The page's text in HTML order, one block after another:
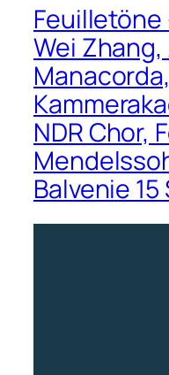
Feuilletöne
Wei
Manacorda,
NDR Chor,
Balvenie